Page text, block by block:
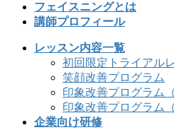
フェイスニングとは
講師プロフィール
レッスン内容一覧
初回限定トライアル
笑顔改善プログラム
印象改善プログラム
印象改善プログラム
企業向け研修